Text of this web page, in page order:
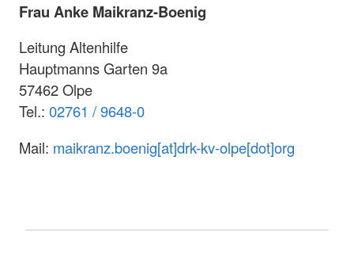
Frau Anke Maikranz-Boenig
Leitung Altenhilfe
Hauptmanns Garten 9a
57462 Olpe
Tel.: 02761 / 9648-0
Mail: maikranz.boenig[at]drk-kv-olpe[dot]org